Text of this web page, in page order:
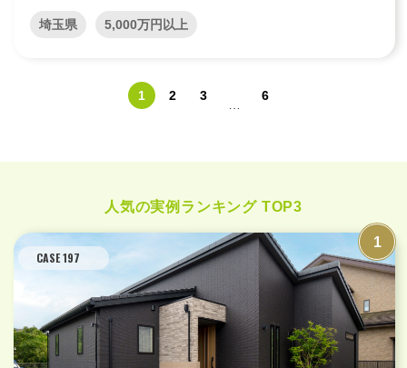
埼玉県 5,000万円以上
1 2 3
…
6
人気の実例ランキング TOP3
CASE 197